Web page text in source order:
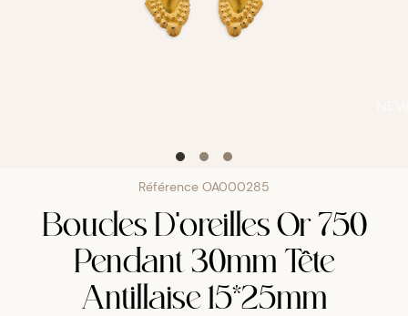
Référence OA000285
Boucles D'oreilles Or 750
Pendant 30mm Tête
Antillaise 15*25mm